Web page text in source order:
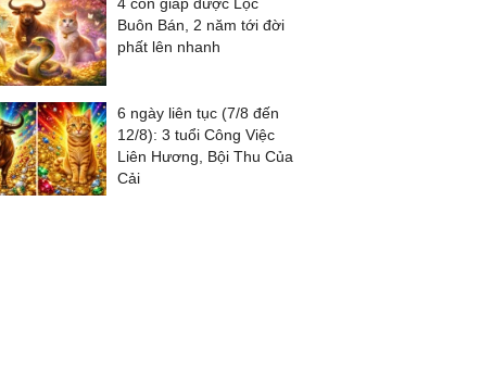
Buôn Bán, 2 năm tới đời
phất lên nhanh
6 ngày liên tục (7/8 đến
12/8): 3 tuổi Công Việc
Liên Hương, Bội Thu Của
Cải